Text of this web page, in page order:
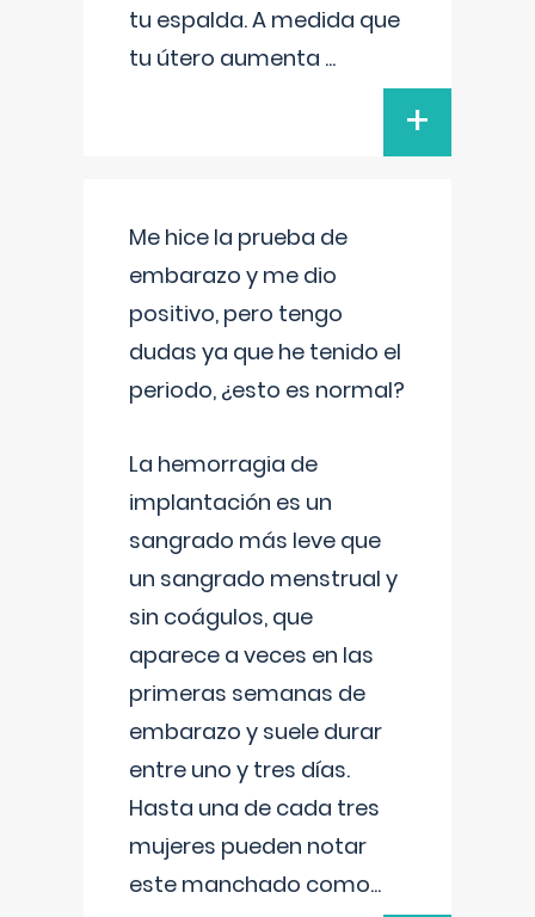
tu espalda. A medida que
tu útero aumenta ...
+
Me hice la prueba de
embarazo y me dio
positivo, pero tengo
dudas ya que he tenido el
periodo, ¿esto es normal?
La hemorragia de
implantación es un
sangrado más leve que
un sangrado menstrual y
sin coágulos, que
aparece a veces en las
primeras semanas de
embarazo y suele durar
entre uno y tres días.
Hasta una de cada tres
mujeres pueden notar
este manchado como...